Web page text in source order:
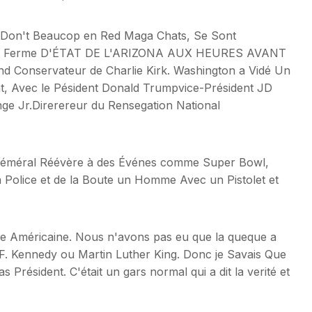
Beaucop en Red Maga Chats, Se Sont
D'ÉTAT DE L'ARIZONA AUX HEURES AVANT
Conservateur de Charlie Kirk. Washington a Vidé Un
Avec le Pésident Donald Trumpvice-Président JD
Jr.Direrereur du Rensegation National
Réévère à des Événes comme Super Bowl,
et de la Boute un Homme Avec un Pistolet et
Américaine. Nous n'avons pas eu que la queque a
Kennedy ou Martin Luther King. Donc je Savais Que
Président. C'était un gars normal qui a dit la verité et